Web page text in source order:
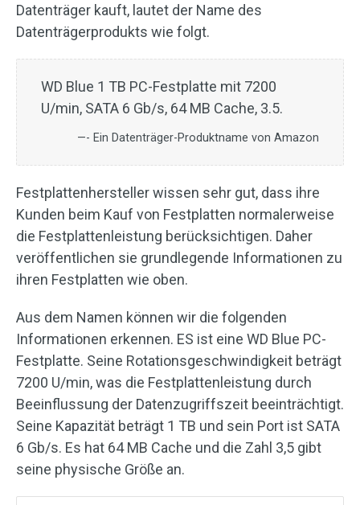
Datenträger kauft, lautet der Name des
Datenträgerprodukts wie folgt.
WD Blue 1 TB PC-Festplatte mit 7200
U/min, SATA 6 Gb/s, 64 MB Cache, 3.5.
—- Ein Datenträger-Produktname von Amazon
Festplattenhersteller wissen sehr gut, dass ihre
Kunden beim Kauf von Festplatten normalerweise
die Festplattenleistung berücksichtigen. Daher
veröffentlichen sie grundlegende Informationen zu
ihren Festplatten wie oben.
Aus dem Namen können wir die folgenden
Informationen erkennen. ES ist eine WD Blue PC-
Festplatte. Seine Rotationsgeschwindigkeit beträgt
7200 U/min, was die Festplattenleistung durch
Beeinflussung der Datenzugriffszeit beeinträchtigt.
Seine Kapazität beträgt 1 TB und sein Port ist SATA
6 Gb/s. Es hat 64 MB Cache und die Zahl 3,5 gibt
seine physische Größe an.